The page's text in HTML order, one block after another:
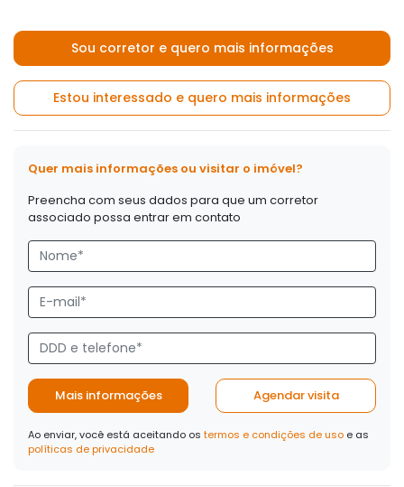
Sou corretor e quero mais informações
Estou interessado e quero mais informações
Quer mais informações ou visitar o imóvel?
Preencha com seus dados para que um corretor
associado possa entrar em contato
Mais informações Agendar visita
Ao enviar, você está aceitando os termos e condições de uso e as
políticas de privacidade